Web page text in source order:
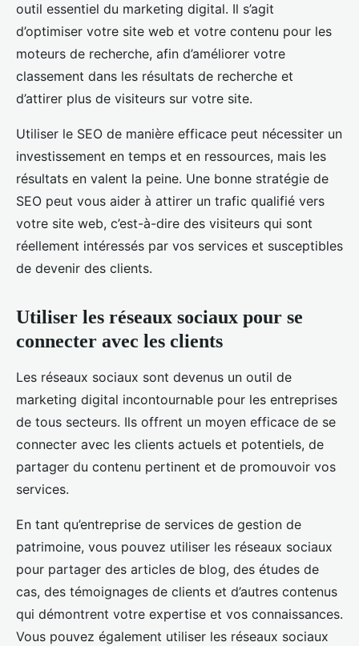
outil essentiel du marketing digital. Il s’agit
d’optimiser votre site web et votre contenu pour les
moteurs de recherche, afin d’améliorer votre
classement dans les résultats de recherche et
d’attirer plus de visiteurs sur votre site.
Utiliser le SEO de manière efficace peut nécessiter un
investissement en temps et en ressources, mais les
résultats en valent la peine. Une bonne stratégie de
SEO peut vous aider à attirer un trafic qualifié vers
votre site web, c’est-à-dire des visiteurs qui sont
réellement intéressés par vos services et susceptibles
de devenir des clients.
Utiliser les réseaux sociaux pour se
connecter avec les clients
Les réseaux sociaux sont devenus un outil de
marketing digital incontournable pour les entreprises
de tous secteurs. Ils offrent un moyen efficace de se
connecter avec les clients actuels et potentiels, de
partager du contenu pertinent et de promouvoir vos
services.
En tant qu’entreprise de services de gestion de
patrimoine, vous pouvez utiliser les réseaux sociaux
pour partager des articles de blog, des études de
cas, des témoignages de clients et d’autres contenus
qui démontrent votre expertise et vos connaissances.
Vous pouvez également utiliser les réseaux sociaux